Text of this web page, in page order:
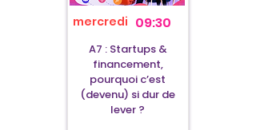
mercredi 09:30
A7 : Startups &
financement,
pourquoi c’est
(devenu) si dur de
lever ?